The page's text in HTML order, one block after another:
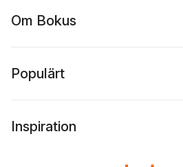
Om Bokus
Populärt
Inspiration